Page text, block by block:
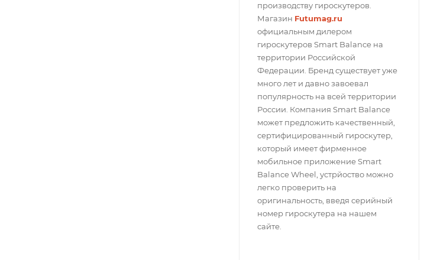
производству гироскутеров.
Магазин Futumag.ru
официальным дилером
гироскутеров Smart Balance на
территории Российской
Федерации. Бренд существует уже
много лет и давно завоевал
популярность на всей территории
России. Компания Smart Balance
может предложить качественный,
сертифицированный гироскутер,
который имеет фирменное
мобильное приложение Smart
Balance Wheel, устрйоство можно
легко проверить на
оригинальность, введя серийный
номер гироскутера на нашем
сайте.